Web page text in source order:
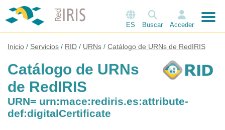
ES Buscar Acceder
Inicio Servicios RID URNs Catálogo de URNs de RedIRIS
Catálogo de URNs
de RedIRIS
URN= urn:mace:rediris.es:attribute-
def:digitalCertificate